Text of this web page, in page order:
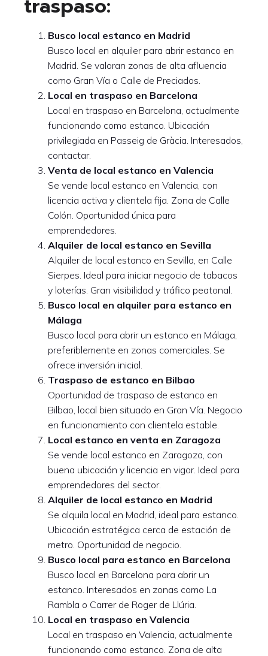
traspaso:
Busco local estanco en Madrid
Busco local en alquiler para abrir estanco en
Madrid. Se valoran zonas de alta afluencia
como Gran Vía o Calle de Preciados.
Local en traspaso en Barcelona
Local en traspaso en Barcelona, actualmente
funcionando como estanco. Ubicación
privilegiada en Passeig de Gràcia. Interesados,
contactar.
Venta de local estanco en Valencia
Se vende local estanco en Valencia, con
licencia activa y clientela fija. Zona de Calle
Colón. Oportunidad única para
emprendedores.
Alquiler de local estanco en Sevilla
Alquiler de local estanco en Sevilla, en Calle
Sierpes. Ideal para iniciar negocio de tabacos
y loterías. Gran visibilidad y tráfico peatonal.
Busco local en alquiler para estanco en
Málaga
Busco local para abrir un estanco en Málaga,
preferiblemente en zonas comerciales. Se
ofrece inversión inicial.
Traspaso de estanco en Bilbao
Oportunidad de traspaso de estanco en
Bilbao, local bien situado en Gran Vía. Negocio
en funcionamiento con clientela estable.
Local estanco en venta en Zaragoza
Se vende local estanco en Zaragoza, con
buena ubicación y licencia en vigor. Ideal para
emprendedores del sector.
Alquiler de local estanco en Madrid
Se alquila local en Madrid, ideal para estanco.
Ubicación estratégica cerca de estación de
metro. Oportunidad de negocio.
Busco local para estanco en Barcelona
Busco local en Barcelona para abrir un
estanco. Interesados en zonas como La
Rambla o Carrer de Roger de Llúria.
Local en traspaso en Valencia
Local en traspaso en Valencia, actualmente
funcionando como estanco. Zona de alta